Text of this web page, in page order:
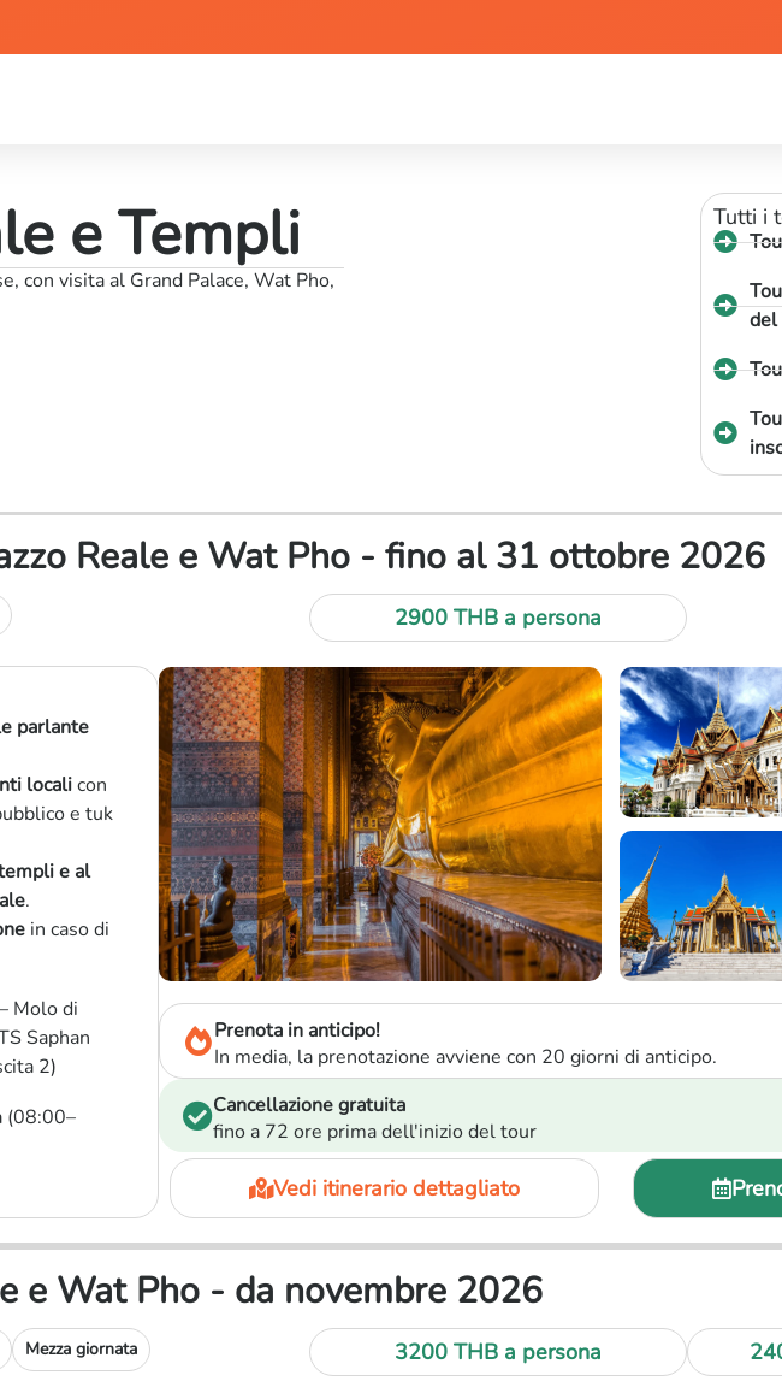
e Templi
con visita al Grand Palace, Wat Pho,
Tutti i
del
Reale e Wat Pho - fino al 31 ottobre 2026
2900 THB a persona
parlante
localicon
e tuk
e al
.
in caso di
Molo di
Saphan
2)
(08:00–
Prenota in anticipo!
In media, la prenotazione avviene con 20 giorni di anticipo.
Cancellazione gratuita
fino a 72 ore prima dell'inizio del tour
Vedi itinerario dettagliato
Wat Pho - da novembre 2026
Mezza giornata 3200 THB a persona